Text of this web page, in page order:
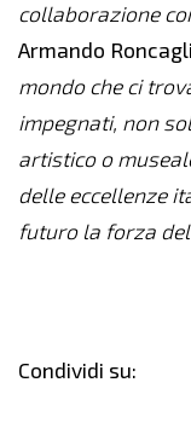
collaborazione
Armando
mondo che ci
impegnati, non
artistico o
delle eccellenze
futuro la forza
Condividi su: